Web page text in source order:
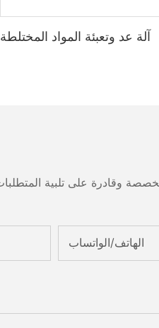
آلة عد وتعبئة المواد المختلطة
الهاتف/الواتساب